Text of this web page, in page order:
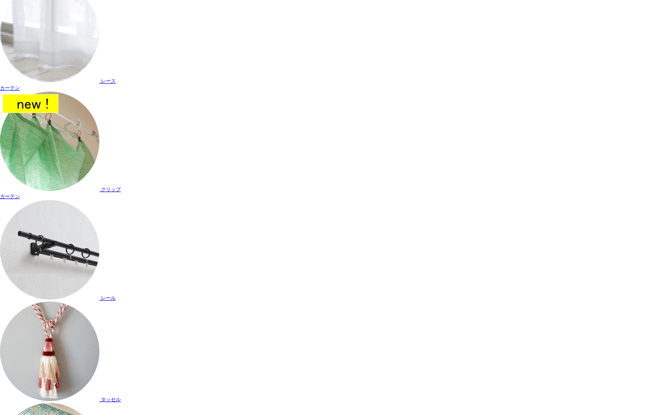
レース
カーテン
クリップ
カーテン
レール
タッセル